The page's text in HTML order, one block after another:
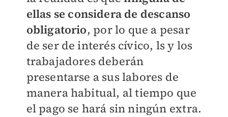
ellas se considera de descanso
obligatorio, por lo que a pesar
de ser de interés cívico, ls y los
trabajadores deberán
presentarse a sus labores de
manera habitual, al tiempo que
el pago se hará sin ningún extra.